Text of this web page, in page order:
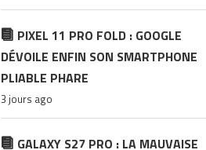
PIXEL 11 PRO FOLD : GOOGLE
DÉVOILE ENFIN SON SMARTPHONE
PLIABLE PHARE
3 jours ago
GALAXY S27 PRO : LA MAUVAISE